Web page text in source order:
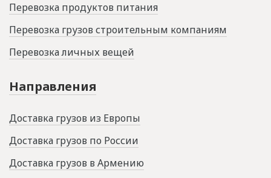
Перевозка продуктов питания
Перевозка грузов строительным компаниям
Перевозка личных вещей
Направления
Доставка грузов из Европы
Доставка грузов по России
Доставка грузов в Армению